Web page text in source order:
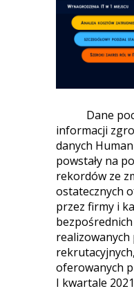
Dane
informacji
danych
powstały na
rekordów ze
ostatecznych
przez firmy i
realizowanych
oferowanych
I kwartale